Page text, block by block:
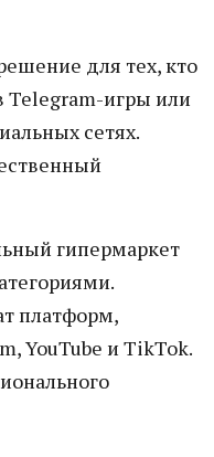
для тех, кто
Telegram-игры или
сетях.
гипермаркет
платформ,
YouTube и TikTok.